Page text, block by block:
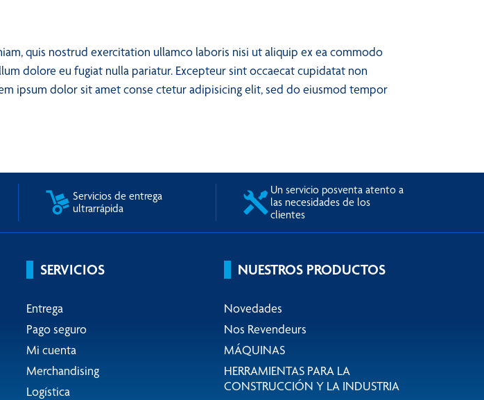
quis nostrud exercitation ullamco laboris nisi ut aliquip ex ea commodo
dolore eu fugiat nulla pariatur. Excepteur sint occaecat cupidatat non
ipsum dolor sit amet conse ctetur adipisicing elit, sed do eiusmod tempor
Servicios de entrega
ultrarrápida
Un servicio posventa atento a
las necesidades de los
clientes
SERVICIOS
Entrega
Pago seguro
Mi cuenta
Merchandising
Logística
NUESTROS PRODUCTOS
Novedades
Nos Revendeurs
MÁQUINAS
HERRAMIENTAS PARA LA
CONSTRUCCIÓN Y LA INDUSTRIA